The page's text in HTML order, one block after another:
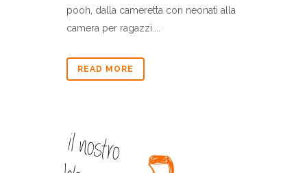
pooh, dalla cameretta con neonati alla
camera per ragazzi....
READ MORE